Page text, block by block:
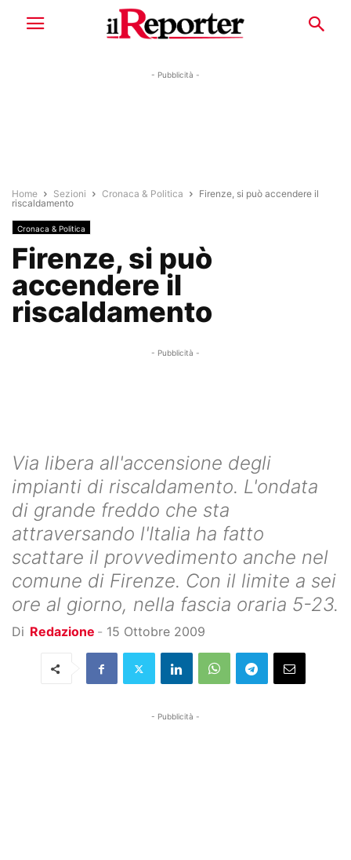
- Pubblicità -
Home Sezioni Cronaca & Politica
Firenze, si può accendere il
riscaldamento
Cronaca & Politica
Firenze, si può
accendere il
riscaldamento
- Pubblicità -
Via libera all'accensione degli
impianti di riscaldamento. L'ondata
di grande freddo che sta
attraversando l'Italia ha fatto
scattare il provvedimento anche nel
comune di Firenze. Con il limite a sei
ore al giorno, nella fascia oraria 5-23.
Di Redazione - 15 Ottobre 2009
- Pubblicità -